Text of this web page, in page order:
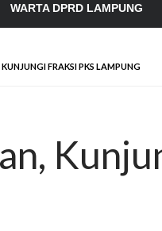
WARTA DPRD LAMPUNG
FRAKSI PKS LAMPUNG